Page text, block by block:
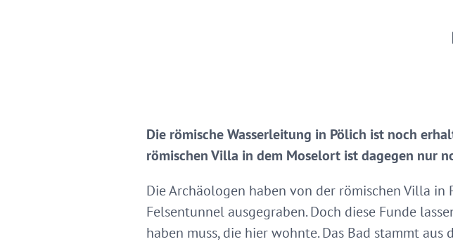
Die römische Wasserleitung in Pölich ist noch
römischen Villa in dem Moselort ist dagegen nur
Die Archäologen haben von der römischen Villa
Felsentunnel ausgegraben. Doch diese Funde
haben muss, die hier wohnte. Das Bad stammt